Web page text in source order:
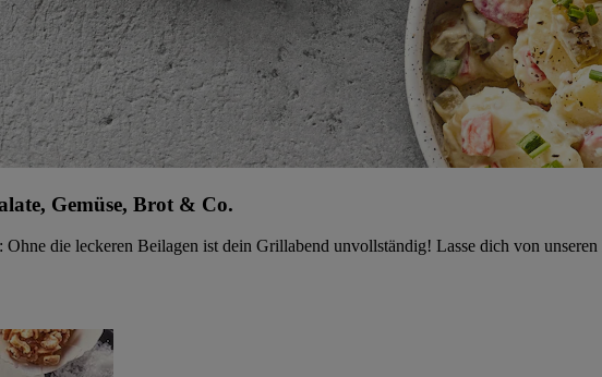
Gemüse, Brot & Co.
die leckeren Beilagen ist dein Grillabend unvollständig! Lasse dich von